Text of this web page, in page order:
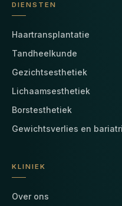
DIENSTEN
Haartransplantatie
Tandheelkunde
Gezichtsesthetiek
Lichaamsesthetiek
Borstesthetiek
Gewichtsverlies en
KLINIEK
Over ons